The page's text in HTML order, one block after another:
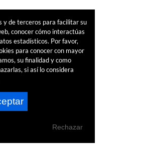
y de terceros para facilitar su
conocer cómo interactúas
estadísticos. Por favor,
para conocer con mayor
su finalidad y como
si así lo considera
Rechazar